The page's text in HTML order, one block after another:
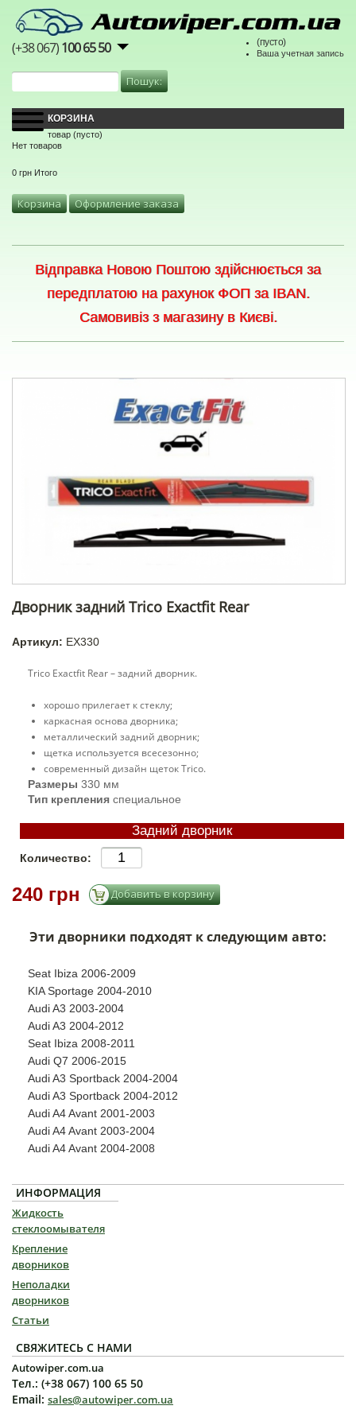
(+38 067)100 65 50 (пусто)
Ваша учетная запись
КОРЗИНА
товар (пусто)
Нет товаров
0 грн Итого
Корзина Оформление заказа
Відправка Новою Поштою здійснюється за
передплатою на рахунок ФОП за IBAN.
Самовивіз з магазину в Києві.
Дворник задний Trico Exactfit Rear
Артикул: EX330
Trico Exactfit Rear – задний дворник.
хорошо прилегает к стеклу;
каркасная основа дворника;
металлический задний дворник;
щетка используется всесезонно;
современный дизайн щеток Trico.
Размеры 330 мм
Тип крепления специальное
Задний дворник
Количество:
240 грн
Эти дворники подходят к следующим авто:
Seat Ibiza 2006-2009
KIA Sportage 2004-2010
Audi A3 2003-2004
Audi A3 2004-2012
Seat Ibiza 2008-2011
Audi Q7 2006-2015
Audi A3 Sportback 2004-2004
Audi A3 Sportback 2004-2012
Audi A4 Avant 2001-2003
Audi A4 Avant 2003-2004
Audi A4 Avant 2004-2008
ИНФОРМАЦИЯ
Жидкость
стеклоомывателя
Крепление
дворников
Неполадки
дворников
Статьи
СВЯЖИТЕСЬ С НАМИ
Autowiper.com.ua
Тел.: (+38 067) 100 65 50
Email: sales@autowiper.com.ua